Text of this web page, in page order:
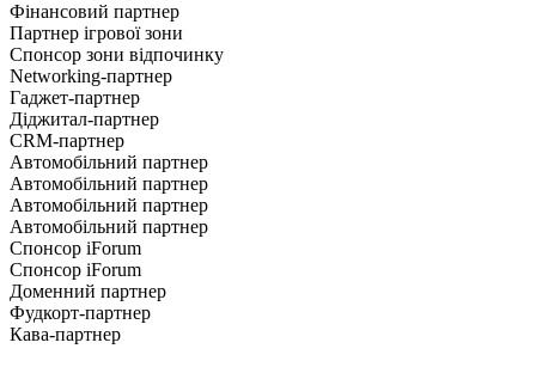
Фінансовий партнер
Партнер ігрової зони
Спонсор зони відпочинку
Networking-партнер
Гаджет-партнер
Діджитал-партнер
CRM-партнер
Автомобільний партнер
Автомобільний партнер
Автомобільний партнер
Автомобільний партнер
Спонсор iForum
Спонсор iForum
Доменний партнер
Фудкорт-партнер
Кава-партнер